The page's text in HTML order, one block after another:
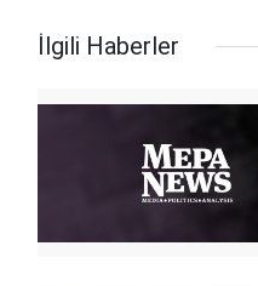
İlgili Haberler